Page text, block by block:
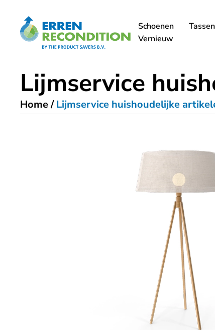
Schoenen Tassen
Vernieuw
Lijmservice
Home/Lijmservice huishoudelijke